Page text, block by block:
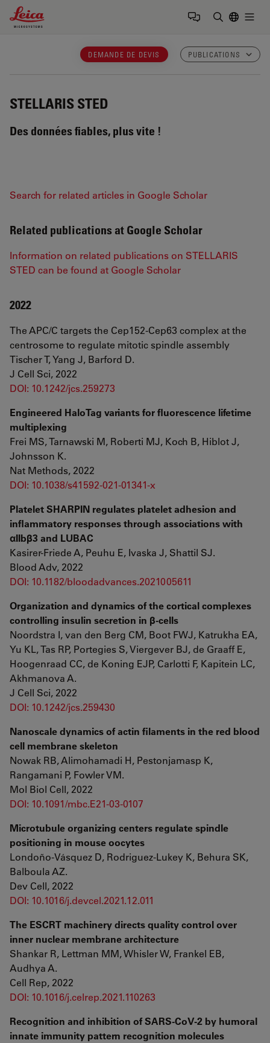
Leica Microsystems Logo
DEMANDE DE DEVIS PUBLICATIONS
STELLARIS STED
Des données fiables, plus vite !
Search for related articles in Google Scholar
Related publications at Google Scholar
Information on related publications on STELLARIS
STED can be found at Google Scholar
2022
The APC/C targets the Cep152-Cep63 complex at the
centrosome to regulate mitotic spindle assembly
Tischer T, Yang J, Barford D.
J Cell Sci, 2022
DOI: 10.1242/jcs.259273
Engineered HaloTag variants for fluorescence lifetime
multiplexing
Frei MS, Tarnawski M, Roberti MJ, Koch B, Hiblot J,
Johnsson K.
Nat Methods, 2022
DOI: 10.1038/s41592-021-01341-x
Platelet SHARPIN regulates platelet adhesion and
inflammatory responses through associations with
αIIbβ3 and LUBAC
Kasirer-Friede A, Peuhu E, Ivaska J, Shattil SJ.
Blood Adv, 2022
DOI: 10.1182/bloodadvances.2021005611
Organization and dynamics of the cortical complexes
controlling insulin secretion in β-cells
Noordstra I, van den Berg CM, Boot FWJ, Katrukha EA,
Yu KL, Tas RP, Portegies S, Viergever BJ, de Graaff E,
Hoogenraad CC, de Koning EJP, Carlotti F, Kapitein LC,
Akhmanova A.
J Cell Sci, 2022
DOI: 10.1242/jcs.259430
Nanoscale dynamics of actin filaments in the red blood
cell membrane skeleton
Nowak RB, Alimohamadi H, Pestonjamasp K,
Rangamani P, Fowler VM.
Mol Biol Cell, 2022
DOI: 10.1091/mbc.E21-03-0107
Microtubule organizing centers regulate spindle
positioning in mouse oocytes
Londoño-Vásquez D, Rodriguez-Lukey K, Behura SK,
Balboula AZ.
Dev Cell, 2022
DOI: 10.1016/j.devcel.2021.12.011
The ESCRT machinery directs quality control over
inner nuclear membrane architecture
Shankar R, Lettman MM, Whisler W, Frankel EB,
Audhya A.
Cell Rep, 2022
DOI: 10.1016/j.celrep.2021.110263
Recognition and inhibition of SARS-CoV-2 by humoral
innate immunity pattern recognition molecules